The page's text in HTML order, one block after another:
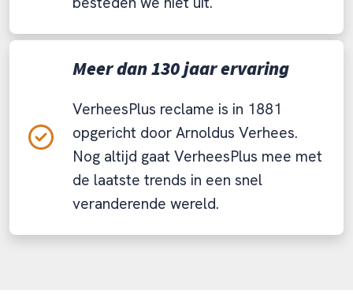
Meer dan 130 jaar ervaring
VerheesPlus reclame is in 1881
opgericht door Arnoldus Verhees.
Nog altijd gaat VerheesPlus mee met
de laatste trends in een snel
veranderende wereld.